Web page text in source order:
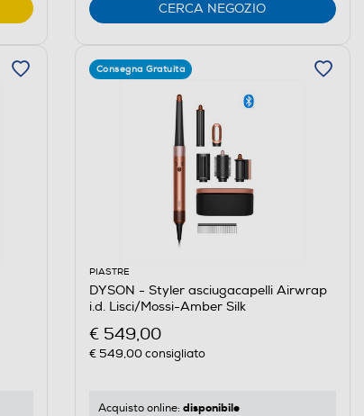
CERCA NEGOZIO
Consegna Gratuita
PIASTRE
DYSON - Styler asciugacapelli Airwrap
i.d. Lisci/Mossi-Amber Silk
€ 549,00
€ 549,00consigliato
Acquisto online: disponibile